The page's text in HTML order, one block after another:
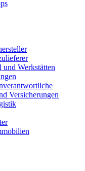
Werkstätten
Versicherungen